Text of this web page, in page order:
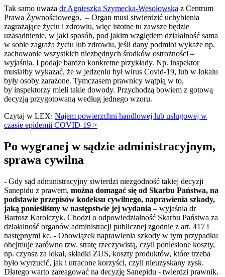
Tak samo uważa dr Agnieszka Szymecka-Wesołowska z Centrum
Prawa Żywnościowego. – Organ musi stwierdzić uchybienia
zagrażające życiu i zdrowiu, więc istotne tu zawsze będzie
uzasadnienie, w jaki sposób, pod jakim względem działalność sama
w sobie zagraża życiu lub zdrowiu, jeśli dany podmiot wykaże np.
zachowanie wszystkich niezbędnych środków ostrożności –
wyjaśnia. I podaje bardzo konkretne przykłady. Np. inspektor
musiałby wykazać, że w jedzeniu był wirus Covid-19, lub w lokalu
były osoby zarażone. Tymczasem prawnicy wątpią w to,
by inspektorzy mieli takie dowody. Przychodzą bowiem z gotową
decyzją przygotowaną według jednego wzoru.
Czytaj w LEX: Najem powierzchni handlowej lub usługowej w
czasie epidemii COVID-19 >
Po wygranej w sądzie administracyjnym,
sprawa cywilna
- Gdy sąd administracyjny stwierdzi niezgodność takiej decyzji
Sanepidu z prawem, można domagać się od Skarbu Państwa, na
podstawie przepisów kodeksu cywilnego, naprawienia szkody,
jaką ponieśliśmy w następstwie jej wydania – wyjaśnia dr
Bartosz Karolczyk. Chodzi o odpowiedzialność Skarbu Państwa za
działalność organów administracji publicznej zgodnie z art. 417 i
następnymi kc. - Obowiązek naprawienia szkody w tym przypadku
obejmuje zarówno tzw. stratę rzeczywistą, czyli poniesione koszty,
np. czynsz za lokal, składki ZUS, koszty produktów, które trzeba
było wyrzucić, jak i utracone korzyści, czyli nieuzyskany zysk.
Dlatego warto zareagować na decyzję Sanepidu - twierdzi prawnik.